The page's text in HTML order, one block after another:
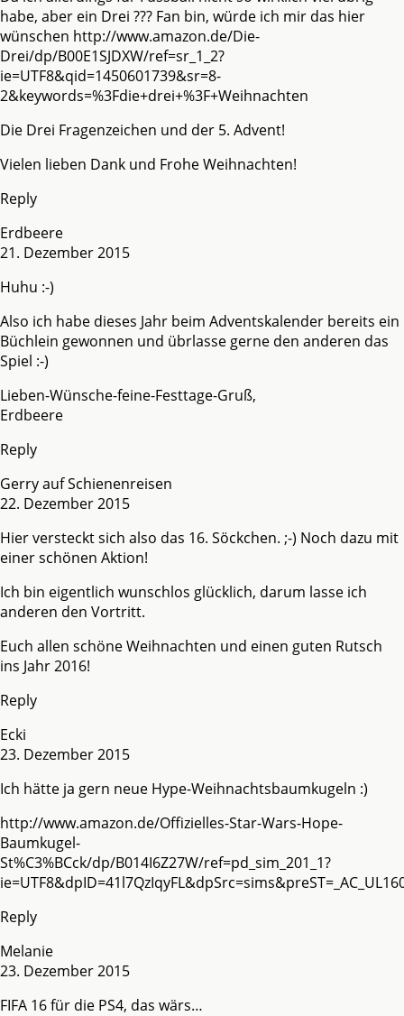
habe, aber ein Drei ??? Fan bin, würde ich mir das hier
wünschen http://www.amazon.de/Die-
Drei/dp/B00E1SJDXW/ref=sr_1_2?
ie=UTF8&qid=1450601739&sr=8-
2&keywords=%3Fdie+drei+%3F+Weihnachten
Die Drei Fragenzeichen und der 5. Advent!
Vielen lieben Dank und Frohe Weihnachten!
Reply
Erdbeere
21. Dezember 2015
Huhu :-)
Also ich habe dieses Jahr beim Adventskalender bereits ein
Büchlein gewonnen und übrlasse gerne den anderen das
Spiel :-)
Lieben-Wünsche-feine-Festtage-Gruß,
Erdbeere
Reply
Gerry auf Schienenreisen
22. Dezember 2015
Hier versteckt sich also das 16. Söckchen. ;-) Noch dazu mit
einer schönen Aktion!
Ich bin eigentlich wunschlos glücklich, darum lasse ich
anderen den Vortritt.
Euch allen schöne Weihnachten und einen guten Rutsch
ins Jahr 2016!
Reply
Ecki
23. Dezember 2015
Ich hätte ja gern neue Hype-Weihnachtsbaumkugeln :)
http://www.amazon.de/Offizielles-Star-Wars-Hope-
Baumkugel-
St%C3%BCck/dp/B014I6Z27W/ref=pd_sim_201_1?
Reply
Melanie
23. Dezember 2015
FIFA 16 für die PS4, das wärs…